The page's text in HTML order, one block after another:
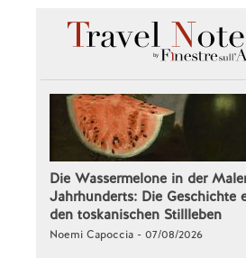
Die Wassermelone in der
Jahrhunderts: Die Geschichte
den toskanischen Stillleben
Noemi Capoccia - 07/08/2026